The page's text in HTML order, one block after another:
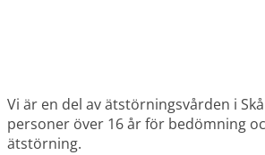
Vi är en del av ätstörningsvården i
personer över 16 år för bedömning
ätstörning.